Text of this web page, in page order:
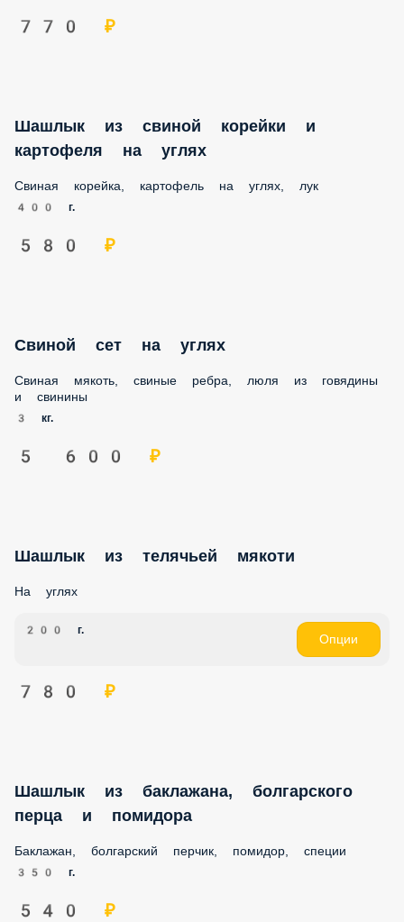
770 ₽
Шашлык из cвинoй корейки и
картофеля на углях
Свиная корейка, картофель на углях, лук
400 г.
580 ₽
Cвинoй сет на углях
Свиная мякоть, свиные ребра, люля из говядины
и свинины
3 кг.
5 600 ₽
Шашлык из телячьей мякоти
На углях
200 г.
Опции
780 ₽
Шашлык из баклажана, болгарского
перца и помидора
Баклажан, болгарский перчик, помидор, специи
350 г.
540 ₽